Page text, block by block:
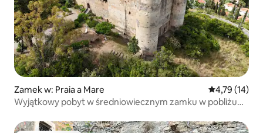
Zamek w: Praia a Mare Średnia
4,79 (14)
Wyjątkowy pobyt w średniowiecznym zamku w pobliżu